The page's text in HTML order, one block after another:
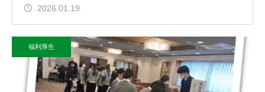
2026.01.19
福利厚生